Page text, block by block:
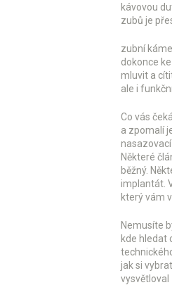
kávovou
zubů je
zubní
dokonce
mluvit a
ale i
Co vás
a zpomalí
Některé
běžný.
implantát.
který vám
Nemusíte
kde hledat
jak si
vysvětloval